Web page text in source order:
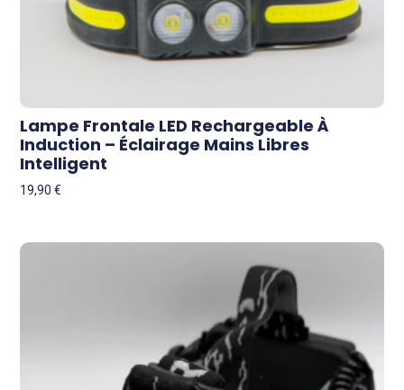
Lampe Frontale LED Rechargeable À
Induction – Éclairage Mains Libres
Intelligent
19,90€